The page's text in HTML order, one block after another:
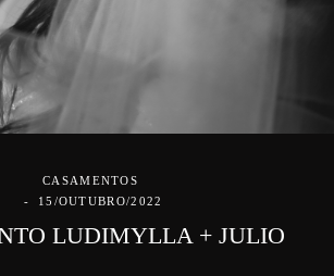
CASAMENTOS
15/OUTUBRO/2022
LUDIMYLLA + JULIO